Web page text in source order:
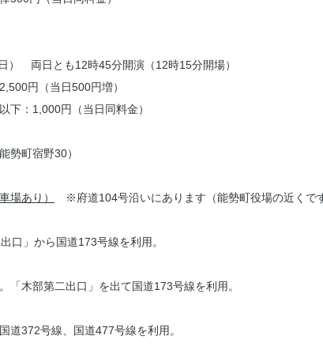
） 両日とも12時45分開演（12時15分開場）
円（当日500円増）
（当日同料金）
勢町宿野30）
場あり）
※府道104号沿いにあります（能勢町役場の近くで
口」から国道173号線を利用。
「木部第二出口」を出て国道173号線を利用。
道372号線、国道477号線を利用。